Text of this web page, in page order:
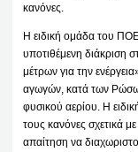
κανόνες.
Η ειδική ομάδα του ΠΟΕ
υποτιθέμενη διάκριση
μέτρων για την
αγωγών, κατά των
φυσικού αερίου. Η
τους κανόνες σχετικά
απαίτηση να